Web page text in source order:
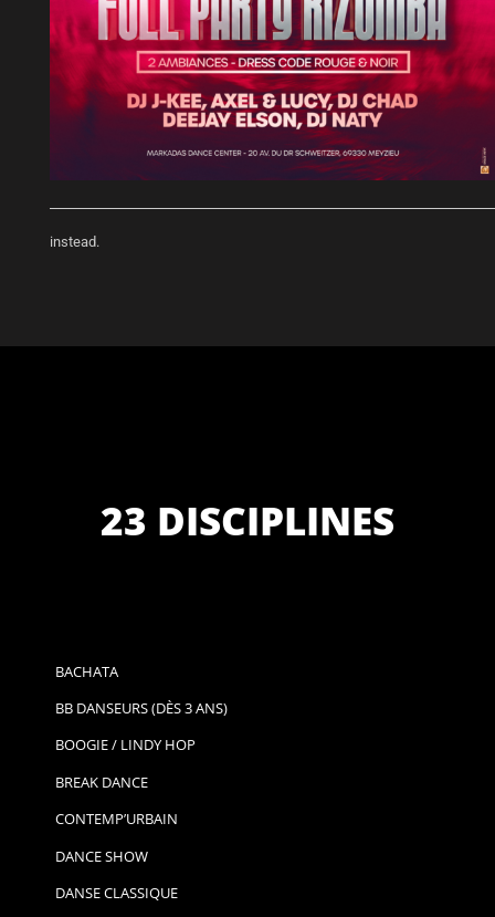
instead.
23 DISCIPLINES
BACHATA
BB DANSEURS (DÈS 3 ANS)
BOOGIE / LINDY HOP
BREAK DANCE
CONTEMP’URBAIN
DANCE SHOW
DANSE CLASSIQUE